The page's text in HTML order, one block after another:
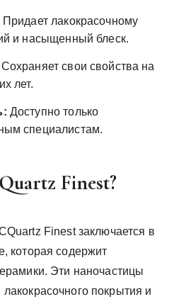
Придает лакокрасочному
и насыщенный блеск.
Сохраняет свои свойства на
лет.
Доступно только
специалистам.
Finest?
Finest заключается в
которая содержит
Эти наночастицы
покрытия и